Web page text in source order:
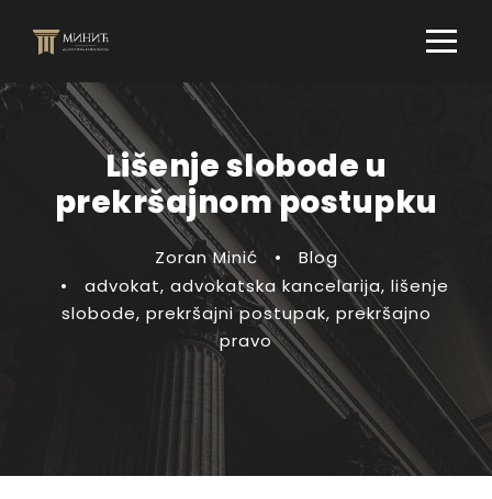
Lišenje slobode u
prekršajnom postupku
Zoran Minić •
Blog
•
advokat, advokatska kancelarija, lišenje
slobode, prekršajni postupak, prekršajno
pravo